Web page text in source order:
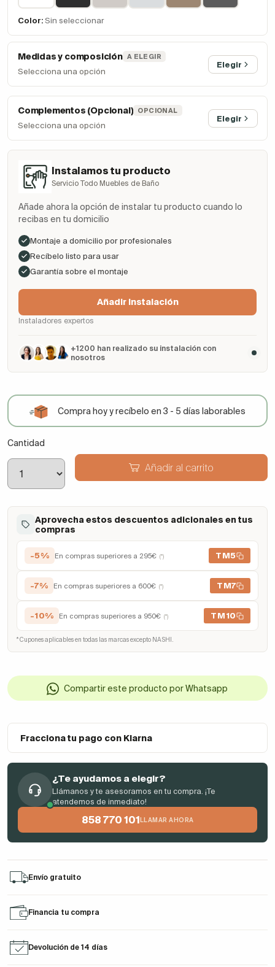
Color: Sin seleccionar
Medidas y composición A ELEGIR
Selecciona una opción
Elegir
Complementos (Opcional) OPCIONAL
Selecciona una opción
Elegir
Instalamos tu producto
Servicio Todo Muebles de Baño
Añade ahora la opción de instalar tu producto cuando lo
recibas en tu domicilio
Montaje a domicilio por profesionales
Recíbelo listo para usar
Garantía sobre el montaje
Añadir Instalación
Instaladores expertos
+1200 han realizado su instalación con
nosotros
Compra hoy y recíbelo en 3 - 5 días laborables
Cantidad
Añadir al carrito
Aprovecha estos descuentos adicionales en tus
compras
-5% En compras superiores a 295€ (*) TM5
-7% En compras superiores a 600€ (*) TM7
-10% En compras superiores a 950€ (*) TM10
* Cupones aplicables en todas las marcas excepto NASHI.
Compartir este producto por Whatsapp
Fracciona tu pago con Klarna
¿Te ayudamos a elegir?
Llámanos y te asesoramos en tu compra. ¡Te
atendemos de inmediato!
858 770 101 LLAMAR AHORA
Envío gratuito
Financia tu compra
Devolución de 14 días